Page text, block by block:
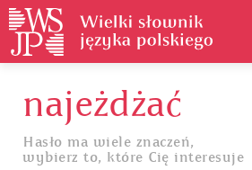
Historia słownika
Jak korzystać
najeżdżać
Hasło ma wiele znaczeń,
wybierz to, które Cię interesuje